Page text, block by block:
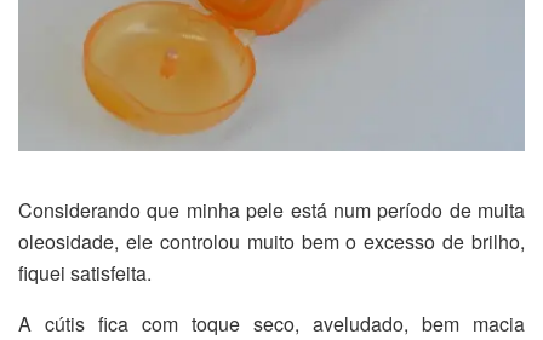
Considerando que minha pele está num período de muita
oleosidade, ele controlou muito bem o excesso de brilho,
fiquei satisfeita.
A cútis fica com toque seco, aveludado, bem macia